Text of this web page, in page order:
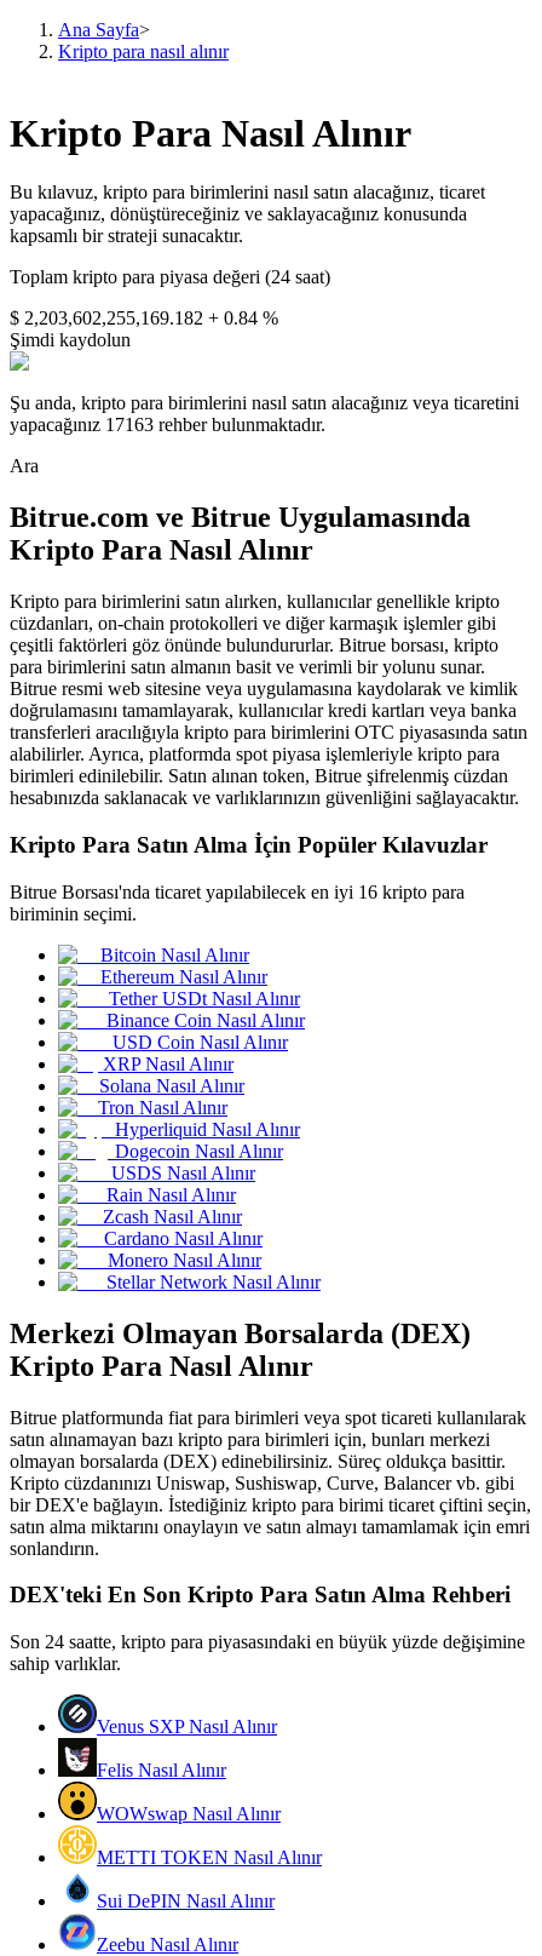
Vadeli İşlemler
Teminat olarak USDT kullanan vadeli işlemler
COIN-M Vadeli İşlemleri
Kripto Para Vadeli İşlemleri
TradFi
USDC Vadeli İşlemleri
USDC'yi teminat olarak kullanan vadeli işlemler
Kopya Ticaret
Kopya Tüccarı Olun
Bilgi
Ana Sayfa>
Kripto para nasıl alınır
Kripto Para Nasıl Alınır
Bu kılavuz, kripto para birimlerini nasıl satın alacağınız, ticaret
yapacağınız, dönüştüreceğiniz ve saklayacağınız konusunda
kapsamlı bir strateji sunacaktır.
Toplam kripto para piyasa değeri (24 saat)
$ 2,203,602,255,169.182 + 0.84 %
Şimdi kaydolun
Şu anda, kripto para birimlerini nasıl satın alacağınız veya ticaretini
yapacağınız 17163 rehber bulunmaktadır.
Ara
Bitrue.com ve Bitrue Uygulamasında
Kripto Para Nasıl Alınır
Kripto para birimlerini satın alırken, kullanıcılar genellikle kripto
cüzdanları, on-chain protokolleri ve diğer karmaşık işlemler gibi
çeşitli faktörleri göz önünde bulundururlar. Bitrue borsası, kripto
para birimlerini satın almanın basit ve verimli bir yolunu sunar.
Bitrue resmi web sitesine veya uygulamasına kaydolarak ve kimlik
doğrulamasını tamamlayarak, kullanıcılar kredi kartları veya banka
transferleri aracılığıyla kripto para birimlerini OTC piyasasında satın
alabilirler. Ayrıca, platformda spot piyasa işlemleriyle kripto para
birimleri edinilebilir. Satın alınan token, Bitrue şifrelenmiş cüzdan
hesabınızda saklanacak ve varlıklarınızın güvenliğini sağlayacaktır.
Kripto Para Satın Alma İçin Popüler Kılavuzlar
Bitrue Borsası'nda ticaret yapılabilecek en iyi 16 kripto para
biriminin seçimi.
Bitcoin Nasıl Alınır
Ethereum Nasıl Alınır
Tether USDt Nasıl Alınır
Binance Coin Nasıl Alınır
USD Coin Nasıl Alınır
XRP Nasıl Alınır
Solana Nasıl Alınır
Tron Nasıl Alınır
Hyperliquid Nasıl Alınır
Dogecoin Nasıl Alınır
USDS Nasıl Alınır
Rain Nasıl Alınır
Zcash Nasıl Alınır
Cardano Nasıl Alınır
Monero Nasıl Alınır
Stellar Network Nasıl Alınır
Merkezi Olmayan Borsalarda (DEX)
Kripto Para Nasıl Alınır
Bitrue platformunda fiat para birimleri veya spot ticareti kullanılarak
satın alınamayan bazı kripto para birimleri için, bunları merkezi
olmayan borsalarda (DEX) edinebilirsiniz. Süreç oldukça basittir.
Kripto cüzdanınızı Uniswap, Sushiswap, Curve, Balancer vb. gibi
bir DEX'e bağlayın. İstediğiniz kripto para birimi ticaret çiftini seçin,
satın alma miktarını onaylayın ve satın almayı tamamlamak için emri
sonlandırın.
DEX'teki En Son Kripto Para Satın Alma Rehberi
Son 24 saatte, kripto para piyasasındaki en büyük yüzde değişimine
sahip varlıklar.
Venus SXP Nasıl Alınır
Felis Nasıl Alınır
WOWswap Nasıl Alınır
METTI TOKEN Nasıl Alınır
Sui DePIN Nasıl Alınır
Zeebu Nasıl Alınır